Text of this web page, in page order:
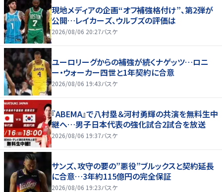
現地メディアの企画“オフ補強格付け”、第2弾が
公開…レイカーズ、ウルブズの評価は
2026/08/06 20:27バスケ
ユーロリーグからの補強が続くナゲッツ…ロニ
ー・ウォーカー四世と1年契約に合意
2026/08/06 19:43バスケ
『ABEMA』で八村塁＆河村勇輝の共演を無料生中
継へ…男子日本代表の強化試合2試合を放送
2026/08/06 19:37バスケ
サンズ、攻守の要の”悪役”ブルックスと契約延長
に合意…3年約115億円の完全保証
2026/08/06 19:23バスケ